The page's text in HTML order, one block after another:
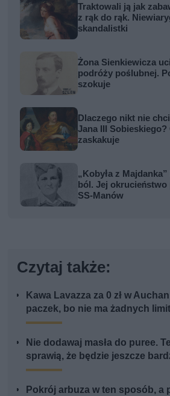
Traktowali ją jak
z rąk do rąk.
skandalistki
Żona Sienkiewicza
podróży poślubnej.
szokuje
Dlaczego nikt nie
Jana III
zaskakuje
„Kobyła z
ból. Jej okrucieństwo
SS-Manów
Czytaj także:
Kawa Lavazza za 0 zł w
paczek, bo nie ma żadnych
Nie dodawaj masła do puree.
sprawią, że będzie jeszcze
Pokrój arbuza w ten sposób, a